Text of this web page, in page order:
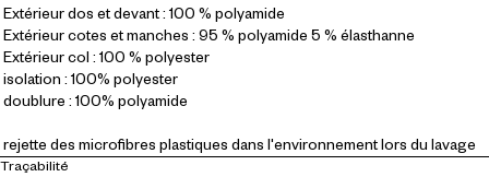
Extérieur dos et devant : 100 % polyamide
Extérieur cotes et manches : 95 % polyamide 5 % élasthanne
Extérieur col : 100 % polyester
isolation : 100% polyester
doublure : 100% polyamide
rejette des microfibres plastiques dans l'environnement lors du lavage
Traçabilité